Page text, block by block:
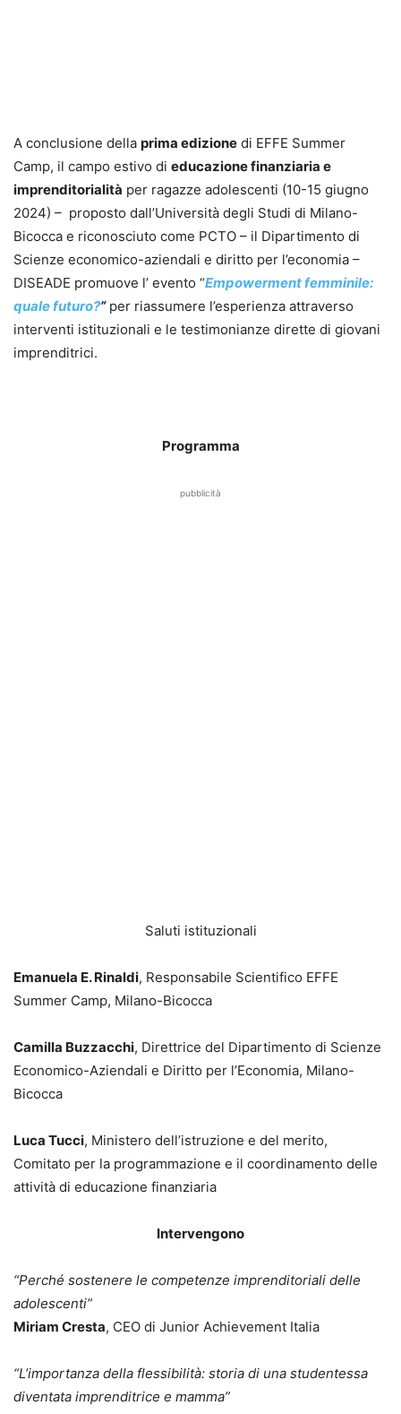
A conclusione della prima edizione di EFFE Summer
Camp, il campo estivo di educazione finanziaria e
imprenditorialità per ragazze adolescenti (10-15 giugno
2024) – proposto dall’Università degli Studi di Milano-
Bicocca e riconosciuto come PCTO – il Dipartimento di
Scienze economico-aziendali e diritto per l’economia –
DISEADE promuove l’ evento “Empowerment femminile:
quale futuro?”per riassumere l’esperienza attraverso
interventi istituzionali e le testimonianze dirette di giovani
imprenditrici.
Programma
pubblicità
Saluti istituzionali
Emanuela E. Rinaldi, Responsabile Scientifico EFFE
Summer Camp, Milano-Bicocca
Camilla Buzzacchi, Direttrice del Dipartimento di Scienze
Economico-Aziendali e Diritto per l’Economia, Milano-
Bicocca
Luca Tucci, Ministero dell’istruzione e del merito,
Comitato per la programmazione e il coordinamento delle
attività di educazione finanziaria
Intervengono
“Perché sostenere le competenze imprenditoriali delle
adolescenti”
Miriam Cresta, CEO di Junior Achievement Italia
“L’importanza della flessibilità: storia di una studentessa
diventata imprenditrice e mamma”